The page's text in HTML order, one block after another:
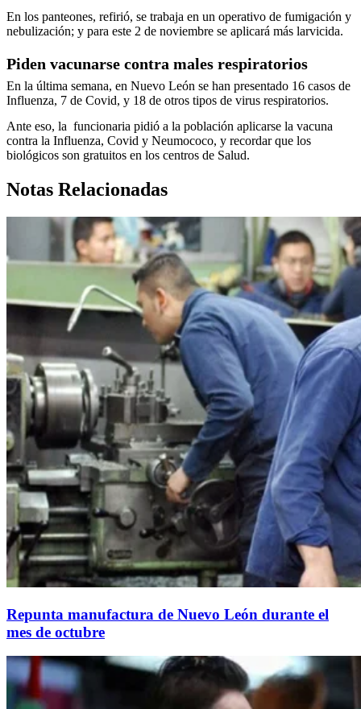
En los panteones, refirió, se trabaja en un operativo de fumigación y
nebulización; y para este 2 de noviembre se aplicará más larvicida.
Piden vacunarse contra males respiratorios
En la última semana, en Nuevo León se han presentado 16 casos de
Influenza, 7 de Covid, y 18 de otros tipos de virus respiratorios.
Ante eso, la funcionaria pidió a la población aplicarse la vacuna
contra la Influenza, Covid y Neumococo, y recordar que los
biológicos son gratuitos en los centros de Salud.
Notas Relacionadas
Repunta manufactura de Nuevo León durante el
mes de octubre